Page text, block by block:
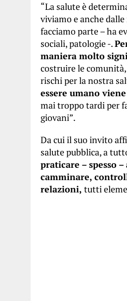
“La salute è
viviamo e anche
facciamo parte – ha
sociali, patologie -.
maniera molto
costruire le
rischi per la nostra
essere umano
mai troppo tardi per
giovani”.
Da cui il suo invito
salute pubblica, a
praticare – spesso
camminare,
relazioni, tutti